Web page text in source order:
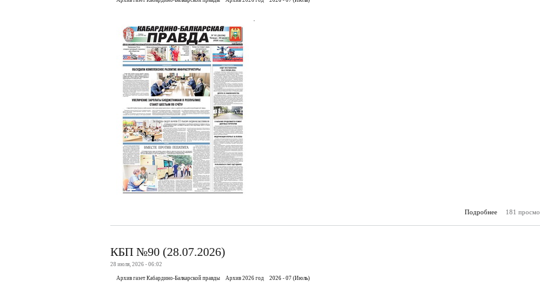
Подробнее
о
181
КБП №90 (28.07.2026)
28 июля, 2026 - 06:02
Архив газет Кабардино-Балкарской правды Архив 2026 год 2026 - 07 (Июль)